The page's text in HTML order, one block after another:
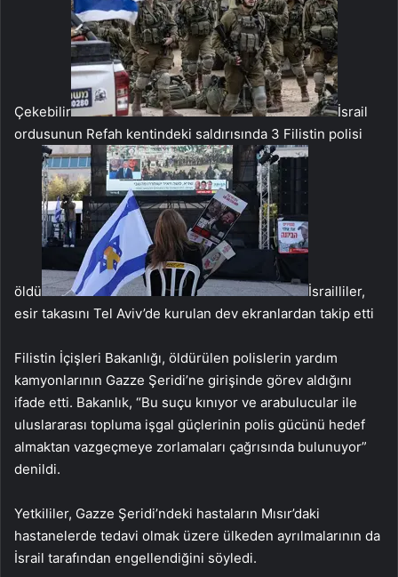
Çekebilir
İsrail
ordusunun Refah kentindeki saldırısında 3 Filistin polisi
öldü
İsrailliler,
esir takasını Tel Aviv’de kurulan dev ekranlardan takip etti
Filistin İçişleri Bakanlığı, öldürülen polislerin yardım
kamyonlarının Gazze Şeridi’ne girişinde görev aldığını
ifade etti. Bakanlık, “Bu suçu kınıyor ve arabulucular ile
uluslararası topluma işgal güçlerinin polis gücünü hedef
almaktan vazgeçmeye zorlamaları çağrısında bulunuyor”
denildi.
Yetkililer, Gazze Şeridi’ndeki hastaların Mısır’daki
hastanelerde tedavi olmak üzere ülkeden ayrılmalarının da
İsrail tarafından engellendiğini söyledi.